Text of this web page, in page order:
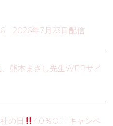
2026年7月23日配信
熊本まさし先生WEBサイ
の日
40％OFFキャンペ